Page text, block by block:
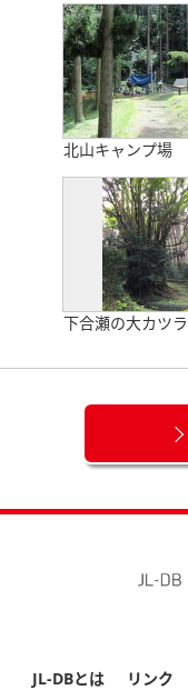
北山キャンプ場
下合瀬の大カツラ
JL-DBとは リンク